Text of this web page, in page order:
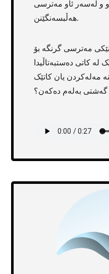
و لەسەر ئاو مەترسی
هەڵبسەنگێنن.
مەترسی گرنگە بۆ
لە کاتی دەستبەتاڵیدا
مەلەکردن یان کاتێک
گەشتی بەلەم دەکەن؟